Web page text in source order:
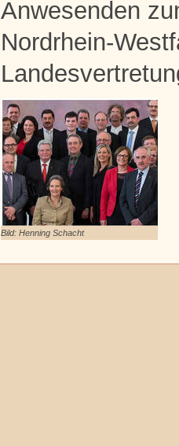
Anwesenden
Nordrhein-
Bild: Henning Schacht